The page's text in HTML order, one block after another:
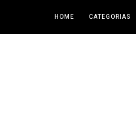
HOME CATEGORIAS